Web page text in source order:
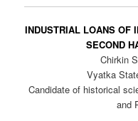
INDUSTRIAL LOANS OF
SECOND
Chirkin
Vyatka
Candidate of historical
and